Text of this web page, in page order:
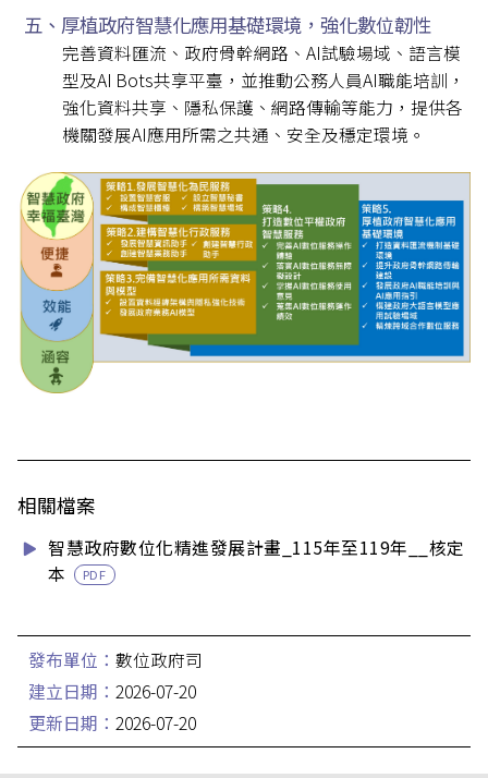
五、厚植政府智慧化應用基礎環境，強化數位韌性
完善資料匯流、政府骨幹網路、AI試驗場域、語言模
型及AI Bots共享平臺，並推動公務人員AI職能培訓，
強化資料共享、隱私保護、網路傳輸等能力，提供各
機關發展AI應用所需之共通、安全及穩定環境。
相關檔案
智慧政府數位化精進發展計畫_115年至119年__核定
本
PDF
發布單位：數位政府司
建立日期：2026-07-20
更新日期：2026-07-20